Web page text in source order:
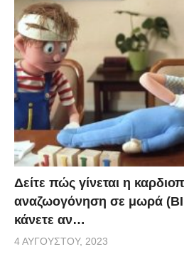
Δείτε πώς γίνεται η
αναζωογόνηση σε μωρά
κάνετε αν…
4 ΑΥΓΟΎΣΤΟΥ, 2023